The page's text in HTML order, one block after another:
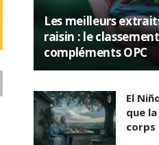
Les meilleurs
raisin : le
compléments OPC
El
que
corps